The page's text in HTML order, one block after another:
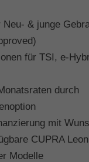
Neu- & junge
für TSI, e-
durch
mit
CUPRA Leon
Modelle